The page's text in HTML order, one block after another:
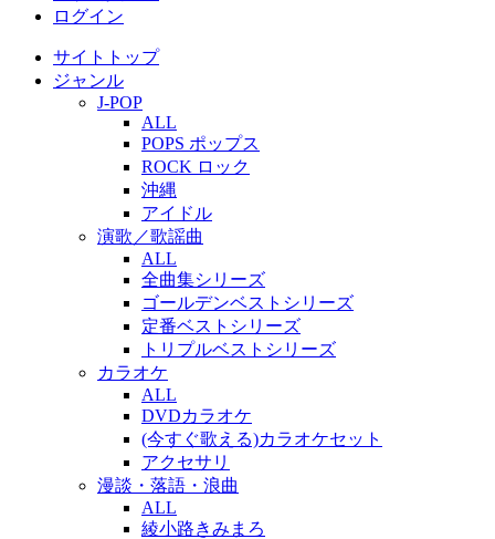
ログイン
サイトトップ
ジャンル
J-POP
ALL
POPS ポップス
ROCK ロック
沖縄
アイドル
演歌／歌謡曲
ALL
全曲集シリーズ
ゴールデンベストシリーズ
定番ベストシリーズ
トリプルベストシリーズ
カラオケ
ALL
DVDカラオケ
(今すぐ歌える)カラオケセット
アクセサリ
漫談・落語・浪曲
ALL
綾小路きみまろ